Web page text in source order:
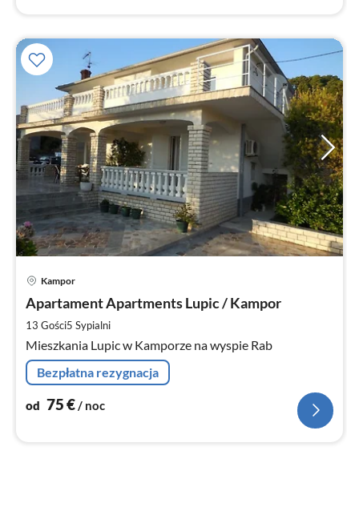
Kampor
Apartament Apartments Lupic / Kampor
13 Gości5 Sypialni
Mieszkania Lupic w Kamporze na wyspie Rab
Bezpłatna rezygnacja
od 75€/ noc